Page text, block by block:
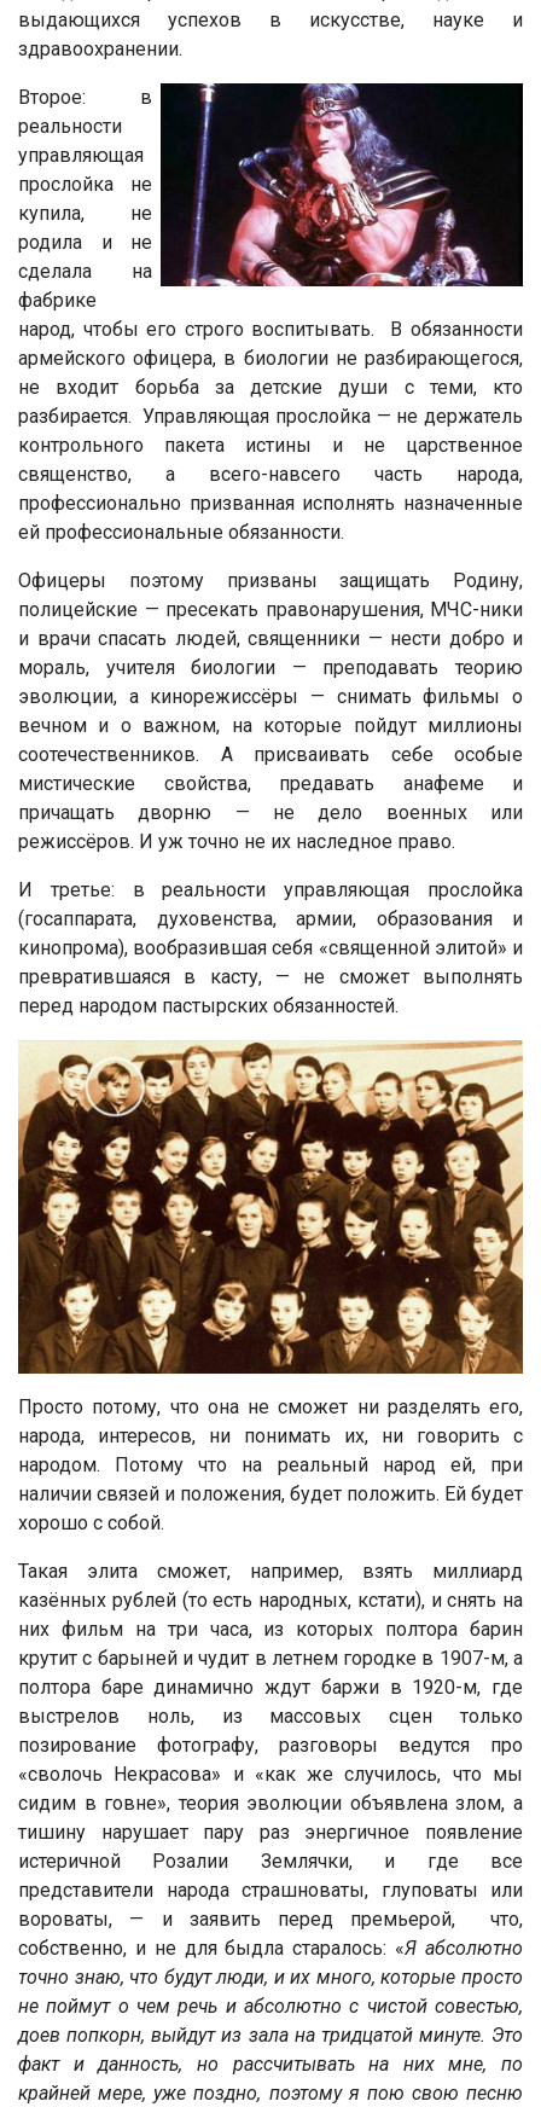
выдающихся успехов в искусстве, науке и
здравоохранении.
Второе: в
реальности
управляющая
прослойка не
купила, не
родила и не
сделала на
фабрике
народ, чтобы его строго воспитывать. В обязанности
армейского офицера, в биологии не разбирающегося,
не входит борьба за детские души с теми, кто
разбирается. Управляющая прослойка — не держатель
контрольного пакета истины и не царственное
священство, а всего-навсего часть народа,
профессионально призванная исполнять назначенные
ей профессиональные обязанности.
Офицеры поэтому призваны защищать Родину,
полицейские — пресекать правонарушения, МЧС-ники
и врачи спасать людей, священники — нести добро и
мораль, учителя биологии — преподавать теорию
эволюции, а кинорежиссёры — снимать фильмы о
вечном и о важном, на которые пойдут миллионы
соотечественников. А присваивать себе особые
мистические свойства, предавать анафеме и
причащать дворню — не дело военных или
режиссёров. И уж точно не их наследное право.
И третье: в реальности управляющая прослойка
(госаппарата, духовенства, армии, образования и
кинопрома), вообразившая себя «священной элитой» и
превратившаяся в касту, — не сможет выполнять
перед народом пастырских обязанностей.
Просто потому, что она не сможет ни разделять его,
народа, интересов, ни понимать их, ни говорить с
народом. Потому что на реальный народ ей, при
наличии связей и положения, будет положить. Ей будет
хорошо с собой.
Такая элита сможет, например, взять миллиард
казённых рублей (то есть народных, кстати), и снять на
них фильм на три часа, из которых полтора барин
крутит с барыней и чудит в летнем городке в 1907-м, а
полтора баре динамично ждут баржи в 1920-м, где
выстрелов ноль, из массовых сцен только
позирование фотографу, разговоры ведутся про
«сволочь Некрасова» и «как же случилось, что мы
сидим в говне», теория эволюции объявлена злом, а
тишину нарушает пару раз энергичное появление
истеричной Розалии Землячки, и где все
представители народа страшноваты, глуповаты или
вороваты, — и заявить перед премьерой, что,
собственно, и не для быдла старалось: «Я абсолютно
точно знаю, что будут люди, и их много, которые просто
не поймут о чем речь и абсолютно с чистой совестью,
доев попкорн, выйдут из зала на тридцатой минуте. Это
факт и данность, но рассчитывать на них мне, по
крайней мере, уже поздно, поэтому я пою свою песню